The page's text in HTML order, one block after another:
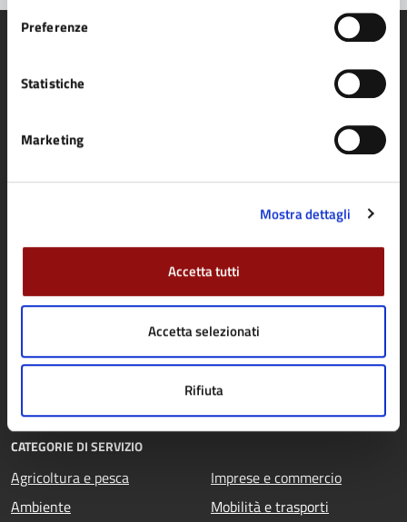
Preferenze
Statistiche
Marketing
Mostra dettagli
Accetta tutti
Accetta selezionati
Rifiuta
Enti e fondazioni
CATEGORIE DI SERVIZIO
Agricoltura e pesca
Ambiente
Imprese e commercio
Mobilità e trasporti